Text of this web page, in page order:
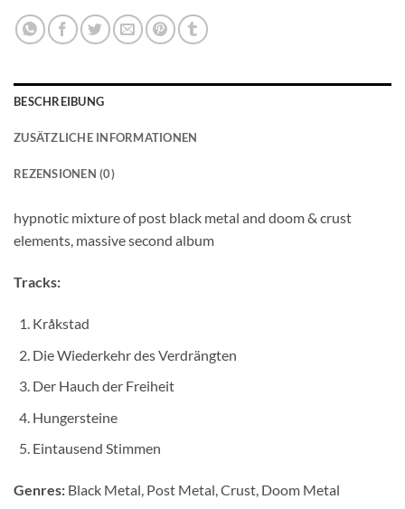
BESCHREIBUNG
ZUSÄTZLICHE INFORMATIONEN
REZENSIONEN (0)
hypnotic mixture of post black metal and doom & crust
elements, massive second album
Tracks:
Kråkstad
Die Wiederkehr des Verdrängten
Der Hauch der Freiheit
Hungersteine
Eintausend Stimmen
Genres: Black Metal, Post Metal, Crust, Doom Metal